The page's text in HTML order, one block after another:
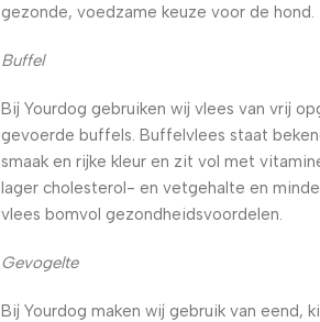
gezonde, voedzame keuze voor de hond.
Buffel
Bij Yourdog gebruiken wij vlees van vrij
gevoerde buffels. Buffelvlees staat
smaak en rijke kleur en zit vol met
lager cholesterol- en vetgehalte en
vlees bomvol gezondheidsvoordelen.
Gevogelte
Bij Yourdog maken wij gebruik van eend,